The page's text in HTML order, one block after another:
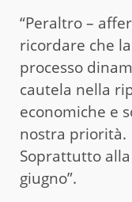
“Peraltro –
ricordare che
processo
cautela nella
economiche e
nostra priorità.
Soprattutto
giugno”.